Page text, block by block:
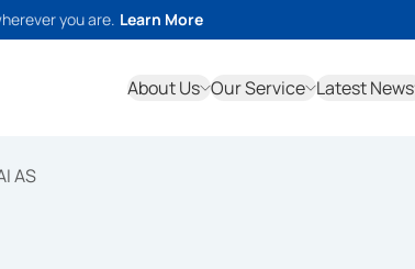
you are. Learn More
About Us Our Service Latest News
AS